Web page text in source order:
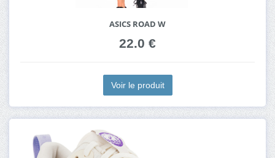
ASICS ROAD W
22.0 €
Voir le produit